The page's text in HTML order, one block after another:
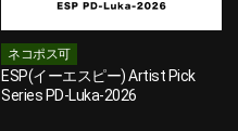
ネコポス可
ESP(イーエスピー) Artist Pick
Series PD-Luka-2026